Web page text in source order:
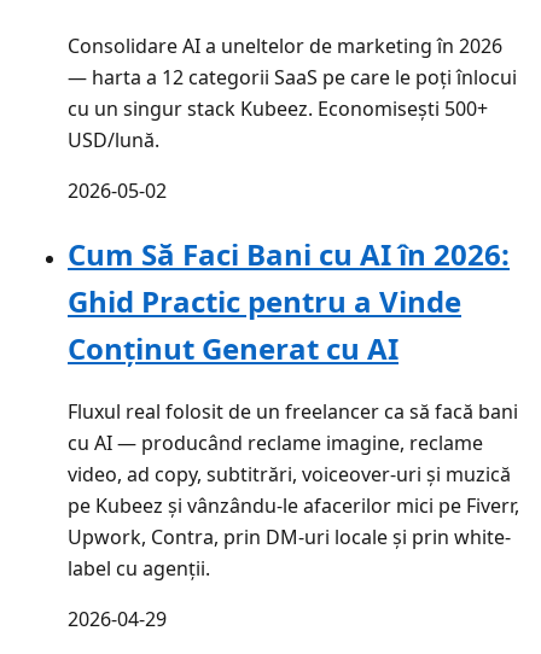
Consolidare AI a uneltelor de marketing în 2026
— harta a 12 categorii SaaS pe care le poți înlocui
cu un singur stack Kubeez. Economisești 500+
USD/lună.
2026-05-02
Cum Să Faci Bani cu AI în 2026:
Ghid Practic pentru a Vinde
Conținut Generat cu AI
Fluxul real folosit de un freelancer ca să facă bani
cu AI — producând reclame imagine, reclame
video, ad copy, subtitrări, voiceover-uri și muzică
pe Kubeez și vânzându-le afacerilor mici pe Fiverr,
Upwork, Contra, prin DM-uri locale și prin white-
label cu agenții.
2026-04-29